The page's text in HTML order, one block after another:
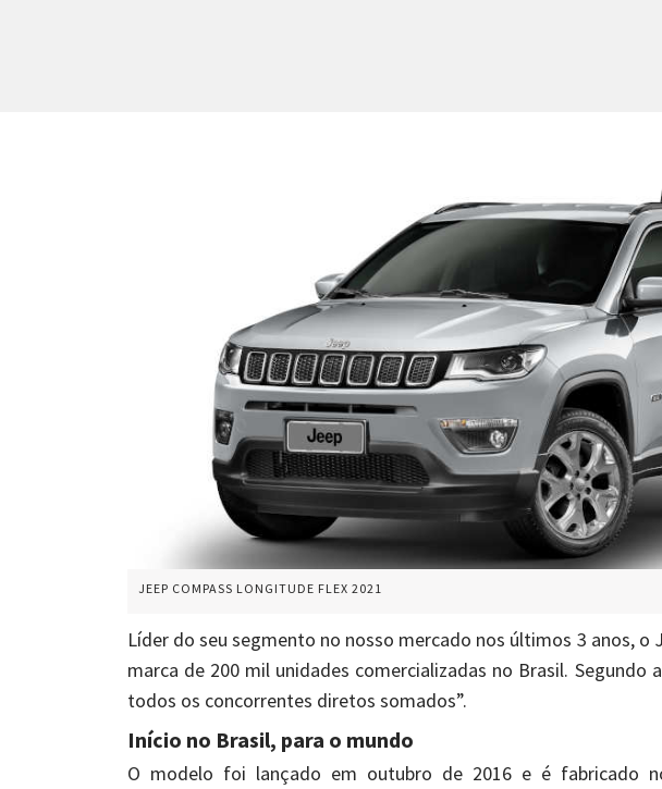
JEEP COMPASS LONGITUDE FLEX 2021
Líder do seu segmento no nosso mercado nos últimos 3 anos, o
marca de 200 mil unidades comercializadas no Brasil. Segundo
todos os concorrentes diretos somados”.
Início no Brasil, para o mundo
O modelo foi lançado em outubro de 2016 e é fabricado